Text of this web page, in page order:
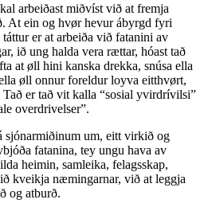
arbeiðast miðvíst við at fremja
At ein og hvør hevur ábyrgd fyri
er at arbeiða við fatanini av
ið ung halda vera rættar, hóast tað
at øll hini kanska drekka, snúsa ella
øll onnur foreldur loyva eitthvørt,
er tað vit kalla “sosial yvirdrívilsi”
overdrivelser”.
sjónarmiðinum um, eitt virkið og
fatanina, tey ungu hava av
heimin, samleika, felagsskap,
kveikja næmingarnar, við at leggja
og atburð.